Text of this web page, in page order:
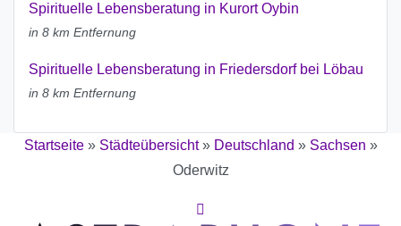
Spirituelle Lebensberatung in Kurort Oybin
in 8 km Entfernung
Spirituelle Lebensberatung in Friedersdorf bei Löbau
in 8 km Entfernung
Startseite» Städteübersicht» Deutschland » Sachsen »
Oderwitz